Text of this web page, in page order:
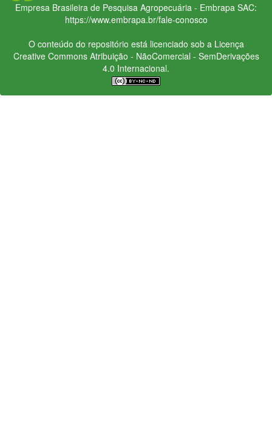
Empresa Brasileira de Pesquisa Agropecuária - Embrapa SAC:
https://www.embrapa.br/fale-conosco
O conteúdo do repositório está licenciado sob a Licença
Creative CommonsAtribuição - NãoComercial - SemDerivações
4.0 Internacional.